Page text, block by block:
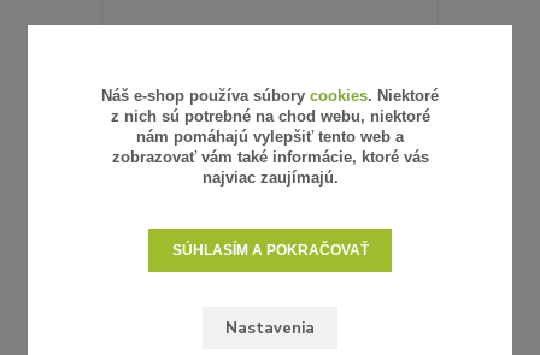
16 hodnotenie
SŤAHOVACIE PÁSKY - ČIERNE UV,
140X3,5 MM, 100 KS
2,98 €/bal
bez DPH SKLADOM
Náš e-shop používa súbory cookies. Niektoré
z nich sú potrebné na chod webu, niektoré
nám pomáhajú vylepšiť tento web a
zobrazovať vám také informácie, ktoré vás
najviac zaujímajú.
Nastavenia
SÚHLASÍM A POKRAČOVAŤ